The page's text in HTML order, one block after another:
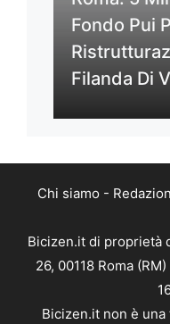
Fondo Pui
Filanda Di
Chi siamo -
Bicizen.it di proprietà
26, 00118 Roma
Bicizen.it non è